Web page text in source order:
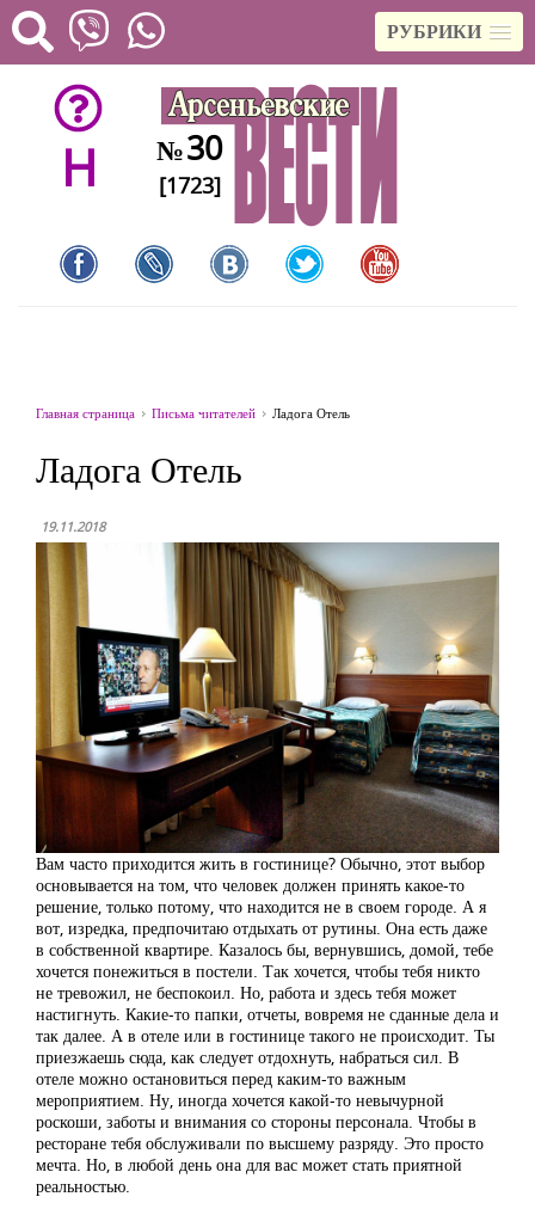
РУБРИКИ
H №30
[1723]
Главная страница Письма читателей Ладога Отель
Ладога Отель
19.11.2018
Вам часто приходится жить в гостинице? Обычно, этот выбор
основывается на том, что человек должен принять какое-то
решение, только потому, что находится не в своем городе. А я
вот, изредка, предпочитаю отдыхать от рутины. Она есть даже
в собственной квартире. Казалось бы, вернувшись, домой, тебе
хочется понежиться в постели. Так хочется, чтобы тебя никто
не тревожил, не беспокоил. Но, работа и здесь тебя может
настигнуть. Какие-то папки, отчеты, вовремя не сданные дела и
так далее. А в отеле или в гостинице такого не происходит. Ты
приезжаешь сюда, как следует отдохнуть, набраться сил. В
отеле можно остановиться перед каким-то важным
мероприятием. Ну, иногда хочется какой-то невычурной
роскоши, заботы и внимания со стороны персонала. Чтобы в
ресторане тебя обслуживали по высшему разряду. Это просто
мечта. Но, в любой день она для вас может стать приятной
реальностью.